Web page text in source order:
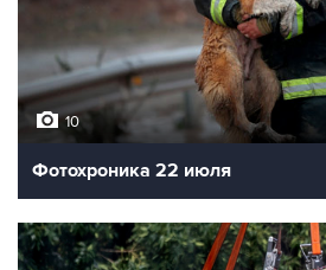
10
Фотохроника 22 июля